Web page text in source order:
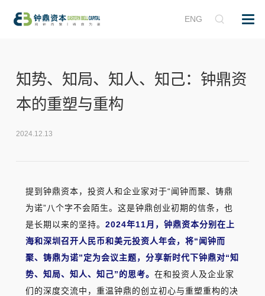
ENG
知势、知局、知人、知己：钟鼎资
本的重塑与重构
2024.12.13
提到钟鼎资本，投资人和企业家对于“闻钟而聚、铸鼎
为诺”八个字不会陌生。这是钟鼎创业初期的信条，也
是长期以来的坚持。 2024年11月，钟鼎资本分别在上
海和深圳召开人民币和美元投资人年会，将“闻钟而
聚、铸鼎为诺”定为会议主题，分享新时代下钟鼎对“知
势、知局、知人、知己”的思考。 在和投资人及企业家
们的深度交流中，重温钟鼎的创立初心与重塑重构的决